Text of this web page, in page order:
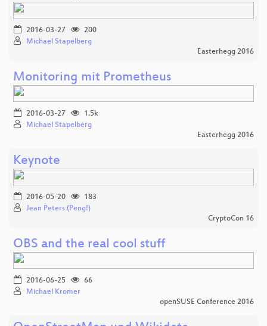
2016-03-27
200
Michael Stapelberg
Easterhegg 2016
Monitoring mit Prometheus
2016-03-27
1.5k
Michael Stapelberg
Easterhegg 2016
Keynote
2016-05-20
183
Jean Peters (Peng!)
CryptoCon 16
OBS and the real cool stuff
2016-06-25
66
Michael Kromer
openSUSE Conference 2016